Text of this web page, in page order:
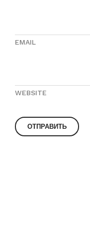
EMAIL
WEBSITE